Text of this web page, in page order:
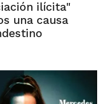
ilícita"
una causa